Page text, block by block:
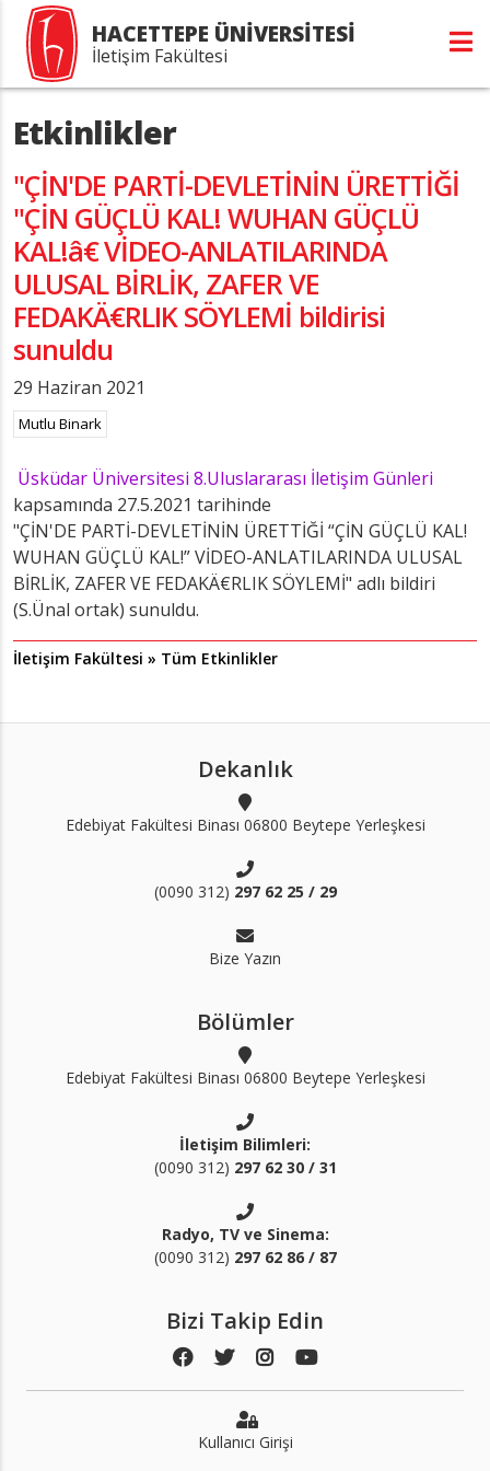
HACETTEPE ÜNİVERSİTESİ
İletişim Fakültesi
Etkinlikler
"ÇİN'DE PARTİ-DEVLETİNİN ÜRETTİĞİ
"ÇİN GÜÇLÜ KAL! WUHAN GÜÇLÜ
KAL!â€ VİDEO-ANLATILARINDA
ULUSAL BİRLİK, ZAFER VE
FEDAKÄ€RLIK SÖYLEMİ bildirisi
sunuldu
29 Haziran 2021
Mutlu Binark
Üsküdar Üniversitesi 8.Uluslararası İletişim Günleri
kapsamında 27.5.2021 tarihinde
"ÇİN'DE PARTİ-DEVLETİNİN ÜRETTİĞİ “ÇİN GÜÇLÜ KAL!
WUHAN GÜÇLÜ KAL!” VİDEO-ANLATILARINDA ULUSAL
BİRLİK, ZAFER VE FEDAKÄ€RLIK SÖYLEMİ" adlı bildiri
(S.Ünal ortak) sunuldu.
İletişim Fakültesi » Tüm Etkinlikler
Dekanlık
Edebiyat Fakültesi Binası 06800 Beytepe Yerleşkesi
(0090 312) 297 62 25 / 29
Bize Yazın
Bölümler
Edebiyat Fakültesi Binası 06800 Beytepe Yerleşkesi
İletişim Bilimleri:
(0090 312) 297 62 30 / 31
Radyo, TV ve Sinema:
(0090 312) 297 62 86 / 87
Bizi Takip Edin
Kullanıcı Girişi